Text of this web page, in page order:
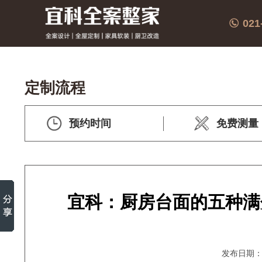
定制流程
预约时间 免费测量
宜科：厨房台面的五种
发布日期